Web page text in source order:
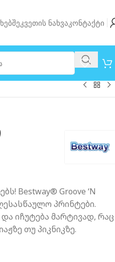
Შეკვეთის ᲜახვაᲙონტაქტი
Bestway® Groove ‘N
პრინტები.
იჩუტება მარტივად, რაც
თუ პიკნიკზე.